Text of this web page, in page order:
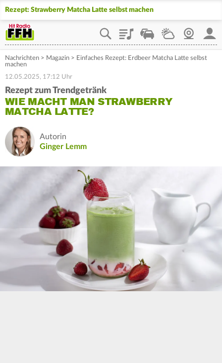
Rezept: Strawberry Matcha Latte selbst machen
PlaylistStaupilotWetterWebcam
Nachrichten > Magazin > Einfaches Rezept: Erdbeer Matcha Latte selbst
machen
12.05.2025, 17:12 Uhr
Rezept zum Trendgetränk
WIE MACHT MAN STRAWBERRY
MATCHA LATTE?
Autorin
Ginger Lemm